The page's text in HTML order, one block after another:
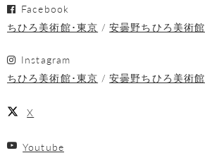
Facebook
ちひろ美術館･東京
安曇野ちひろ美術館
Instagram
ちひろ美術館･東京
安曇野ちひろ美術館
X
Youtube